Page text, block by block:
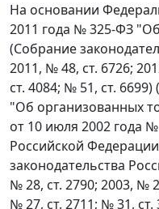
На основании
2011 года № 325-ФЗ
(Собрание
2011, № 48, ст. 6726;
ст. 4084; № 51, ст.
"Об организованных
от 10 июля 2002 года
Российской
законодательства
№ 28, ст. 2790; 2003, №
№ 27, ст. 2711; № 31, ст.